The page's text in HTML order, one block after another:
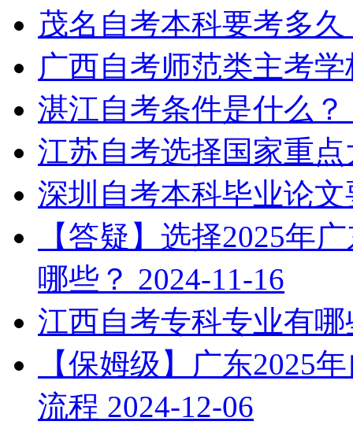
茂名自考本科要考多久
广西自考师范类主考
湛江自考条件是什么？
江苏自考选择国家重
深圳自考本科毕业论
【答疑】选择2025年
哪些？ 2024-11-16
江西自考专科专业有哪
【保姆级】广东2025
流程 2024-12-06